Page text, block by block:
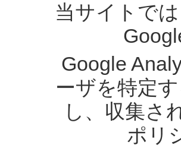
当サイトで
Google
ーザを特定
し、収集さ
ポリ